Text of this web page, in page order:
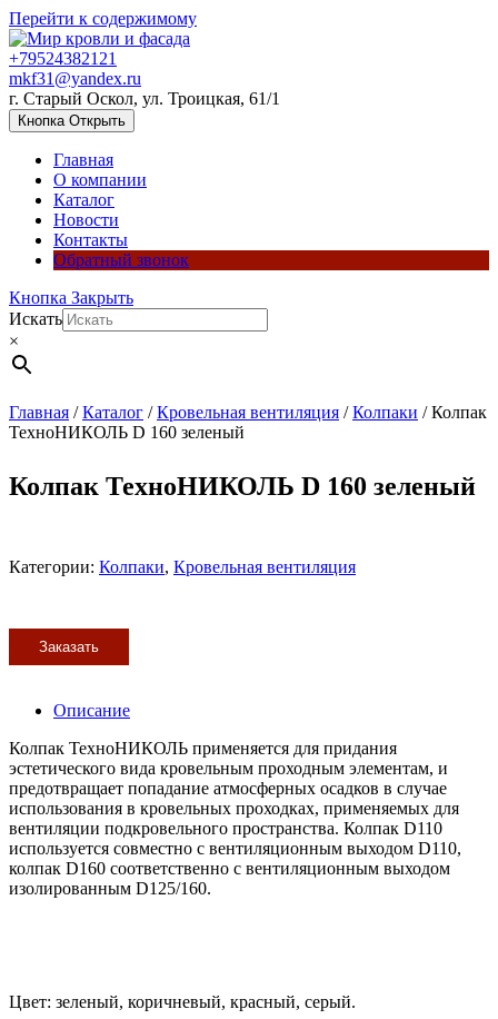
Перейти к содержимому
+79524382121
mkf31@yandex.ru
г. Старый Оскол, ул. Троицкая, 61/1
Кнопка Открыть
Главная
О компании
Каталог
Новости
Контакты
Обратный звонок
Кнопка Закрыть
Искать
×
Главная /Каталог /Кровельная вентиляция /Колпаки / Колпак
ТехноНИКОЛЬ D 160 зеленый
Колпак ТехноНИКОЛЬ D 160 зеленый
Категории: Колпаки, Кровельная вентиляция
Заказать
Описание
Колпак ТехноНИКОЛЬ применяется для придания
эстетического вида кровельным проходным элементам, и
предотвращает попадание атмосферных осадков в случае
использования в кровельных проходках, применяемых для
вентиляции подкровельного пространства. Колпак D110
используется совместно с вентиляционным выходом D110,
колпак D160 соответственно с вентиляционным выходом
изолированным D125/160.
Цвет: зеленый, коричневый, красный, серый.